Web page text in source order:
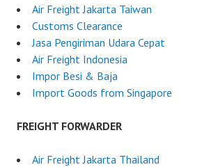
Air Freight Jakarta Taiwan
Customs Clearance
Jasa Pengiriman Udara Cepat
Air Freight Indonesia
Impor Besi & Baja
Import Goods from Singapore
FREIGHT FORWARDER
Air Freight Jakarta Thailand